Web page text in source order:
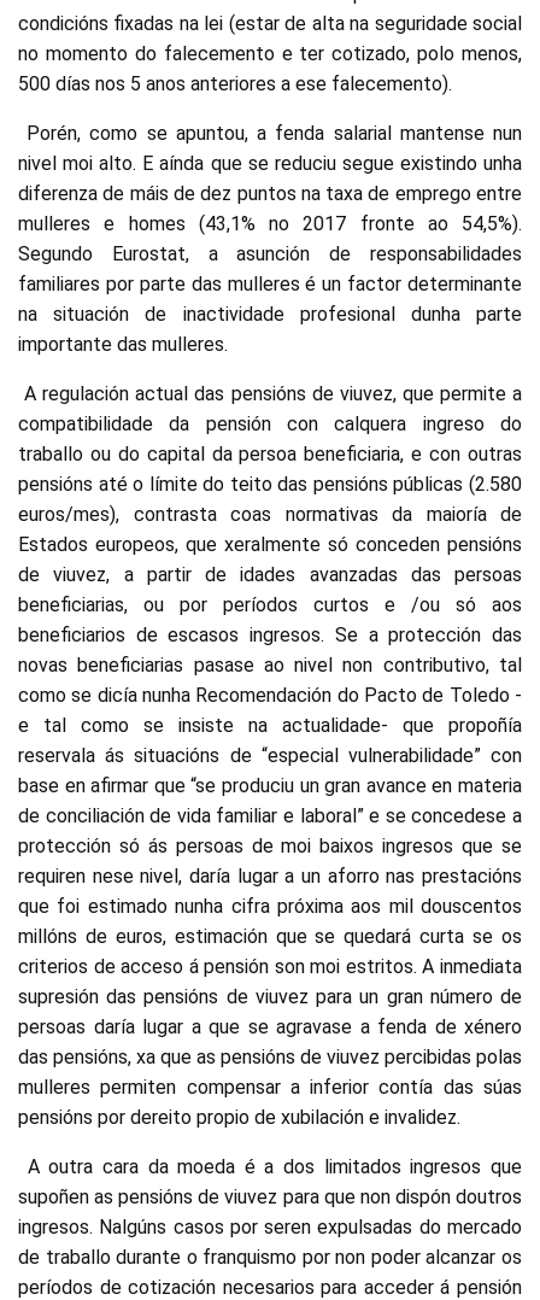
condicións fixadas na lei (estar de alta na seguridade social
no momento do falecemento e ter cotizado, polo menos,
500 días nos 5 anos anteriores a ese falecemento).
Porén, como se apuntou, a fenda salarial mantense nun
nivel moi alto. E aínda que se reduciu segue existindo unha
diferenza de máis de dez puntos na taxa de emprego entre
mulleres e homes (43,1% no 2017 fronte ao 54,5%).
Segundo Eurostat, a asunción de responsabilidades
familiares por parte das mulleres é un factor determinante
na situación de inactividade profesional dunha parte
importante das mulleres.
A regulación actual das pensións de viuvez, que permite a
compatibilidade da pensión con calquera ingreso do
traballo ou do capital da persoa beneficiaria, e con outras
pensións até o límite do teito das pensións públicas (2.580
euros/mes), contrasta coas normativas da maioría de
Estados europeos, que xeralmente só conceden pensións
de viuvez, a partir de idades avanzadas das persoas
beneficiarias, ou por períodos curtos e /ou só aos
beneficiarios de escasos ingresos. Se a protección das
novas beneficiarias pasase ao nivel non contributivo, tal
como se dicía nunha Recomendación do Pacto de Toledo -
e tal como se insiste na actualidade- que propoñía
reservala ás situacións de “especial vulnerabilidade” con
base en afirmar que “se produciu un gran avance en materia
de conciliación de vida familiar e laboral” e se concedese a
protección só ás persoas de moi baixos ingresos que se
requiren nese nivel, daría lugar a un aforro nas prestacións
que foi estimado nunha cifra próxima aos mil douscentos
millóns de euros, estimación que se quedará curta se os
criterios de acceso á pensión son moi estritos. A inmediata
supresión das pensións de viuvez para un gran número de
persoas daría lugar a que se agravase a fenda de xénero
das pensións, xa que as pensións de viuvez percibidas polas
mulleres permiten compensar a inferior contía das súas
pensións por dereito propio de xubilación e invalidez.
A outra cara da moeda é a dos limitados ingresos que
supoñen as pensións de viuvez para que non dispón doutros
ingresos. Nalgúns casos por seren expulsadas do mercado
de traballo durante o franquismo por non poder alcanzar os
períodos de cotización necesarios para acceder á pensión